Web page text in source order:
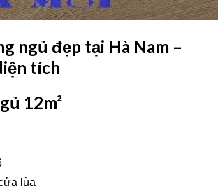
ngủ đẹp tại Hà Nam –
tích
12m²
lùa